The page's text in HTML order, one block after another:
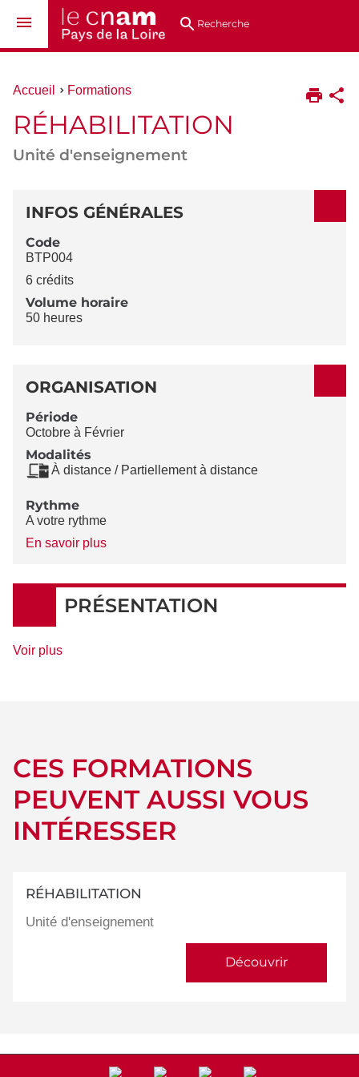
au
directsRecherche
Vous
ici :
Accueil Formations
RÉHABILITATION
Unité d'enseignement
DÉTAILS
INFOS GÉNÉRALES
Code
BTP004
6 crédits
Volume horaire
50 heures
ORGANISATION
Période
Octobre à Février
Modalités
À distance / Partiellement à distance
Rythme
A votre rythme
En savoir plusà
Rythme
PRÉSENTATION
Voir plusde
CES FORMATIONS
PEUVENT AUSSI VOUS
INTÉRESSER
RÉHABILITATION
Unité d'enseignement
Découvrir